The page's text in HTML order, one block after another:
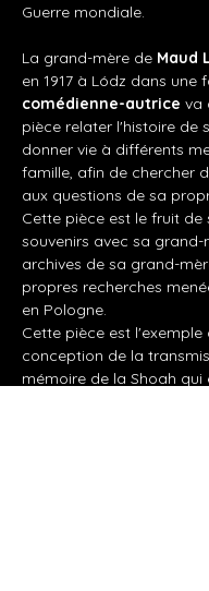
Guerre mondiale.
La grand-mère de Maud
en 1917 à Lódz dans une
comédienne-autrice va
pièce relater l'histoire de
donner vie à différents
famille, afin de chercher
aux questions de sa
Cette pièce est le fruit de
souvenirs avec sa grand-
archives de sa grand-
propres recherches
en Pologne.
Cette pièce est l'exemple
conception de la
mémoire de la Shoah qui